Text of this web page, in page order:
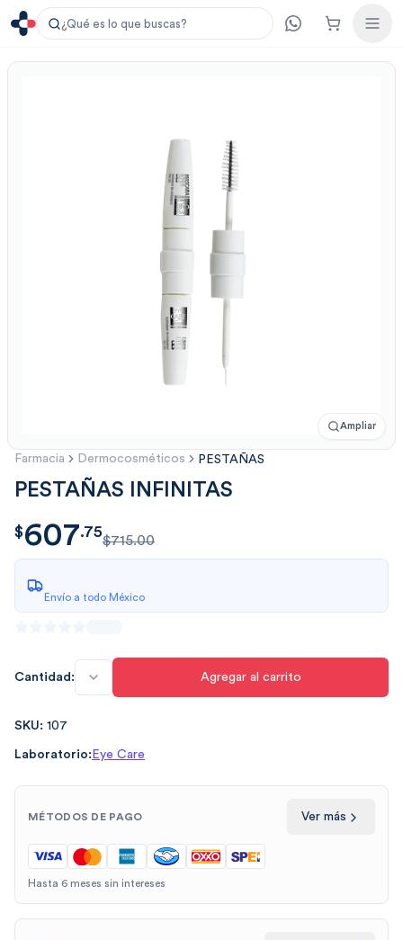
¿Qué es lo que buscas?
Ampliar
Farmacia Dermocosméticos PESTAÑAS
PESTAÑAS INFINITAS
$607.75
$607.75
$715.00
Envío a todo México
Cantidad: Agregar al carrito
SKU: 107
Laboratorio: Eye Care
MÉTODOS DE PAGO Ver más
Hasta 6 meses sin intereses